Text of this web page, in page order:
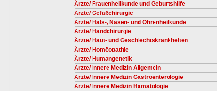
Ärzte/ Frauenheilkunde und Geburtshilfe
Ärzte/ Gefäßchirurgie
Ärzte/ Hals-, Nasen- und Ohrenheilkunde
Ärzte/ Handchirurgie
Ärzte/ Haut- und Geschlechtskrankheiten
Ärzte/ Homöopathie
Ärzte/ Humangenetik
Ärzte/ Innere Medizin Allgemein
Ärzte/ Innere Medizin Gastroenterologie
Ärzte/ Innere Medizin Hämatologie